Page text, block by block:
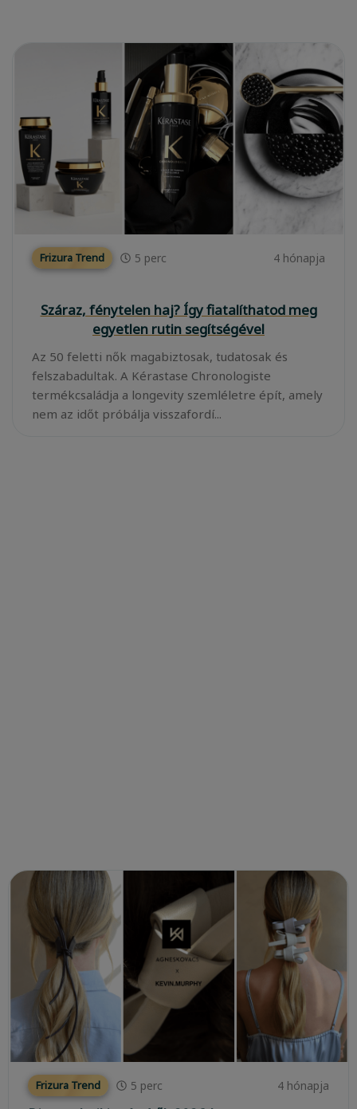
Frizura Trend 5 perc 4 hónapja
Száraz, fénytelen haj? Így fiatalíthatod meg
egyetlen rutin segítségével
Az 50 feletti nők magabiztosak, tudatosak és
felszabadultak. A Kérastase Chronologiste
termékcsaládja a longevity szemléletre épít, amely
nem az időt próbálja visszafordí...
Frizura Trend 5 perc 4 hónapja